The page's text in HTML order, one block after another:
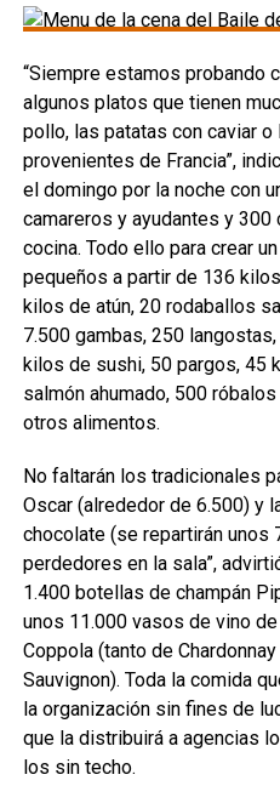
“Siempre estamos probando
algunos platos que tienen
pollo, las patatas con caviar
provenientes de Francia”,
el domingo por la noche con
camareros y ayudantes y
cocina. Todo ello para crear
pequeños a partir de 136
kilos de atún, 20 rodaballos
7.500 gambas, 250
kilos de sushi, 50 pargos, 45
salmón ahumado, 500
otros alimentos.
No faltarán los tradicionales
Oscar (alrededor de 6.500) y
chocolate (se repartirán unos
perdedores en la sala”,
1.400 botellas de champán
unos 11.000 vasos de vino
Coppola (tanto de
Sauvignon). Toda la comida
la organización sin fines de
que la distribuirá a agencias
los sin techo.